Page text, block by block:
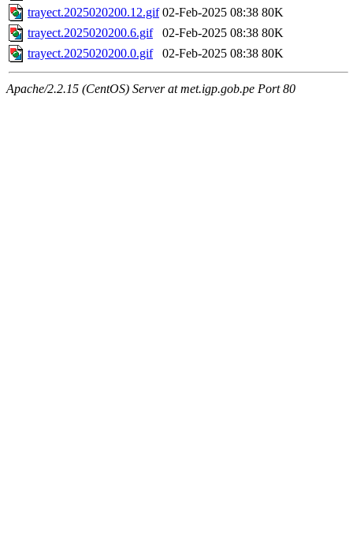
trayect.2025020200.12.gif 02-Feb-2025 08:38 80K
trayect.2025020200.6.gif
02-Feb-2025 08:38 80K
trayect.2025020200.0.gif
02-Feb-2025 08:38 80K
Apache/2.2.15 (CentOS) Server at met.igp.gob.pe Port 80